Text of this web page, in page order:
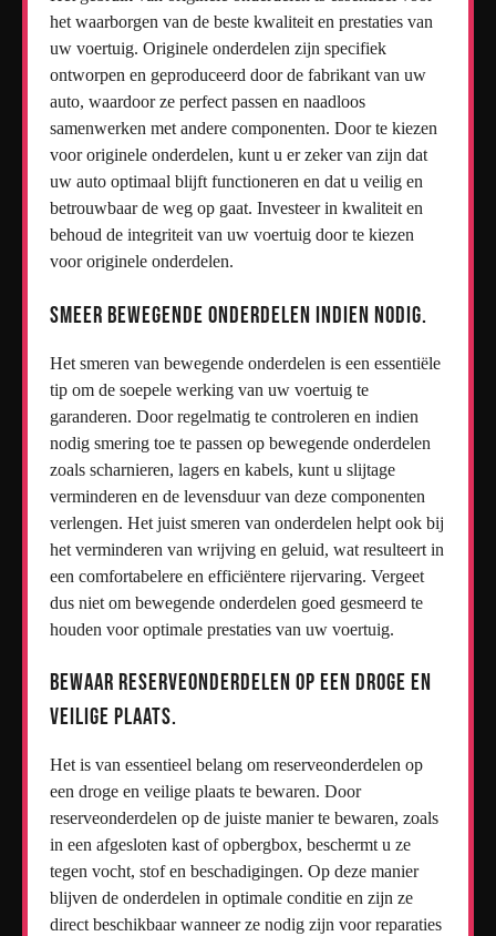
het waarborgen van de beste kwaliteit en prestaties van
uw voertuig. Originele onderdelen zijn specifiek
ontworpen en geproduceerd door de fabrikant van uw
auto, waardoor ze perfect passen en naadloos
samenwerken met andere componenten. Door te kiezen
voor originele onderdelen, kunt u er zeker van zijn dat
uw auto optimaal blijft functioneren en dat u veilig en
betrouwbaar de weg op gaat. Investeer in kwaliteit en
behoud de integriteit van uw voertuig door te kiezen
voor originele onderdelen.
Smeer bewegende onderdelen indien nodig.
Het smeren van bewegende onderdelen is een essentiële
tip om de soepele werking van uw voertuig te
garanderen. Door regelmatig te controleren en indien
nodig smering toe te passen op bewegende onderdelen
zoals scharnieren, lagers en kabels, kunt u slijtage
verminderen en de levensduur van deze componenten
verlengen. Het juist smeren van onderdelen helpt ook bij
het verminderen van wrijving en geluid, wat resulteert in
een comfortabelere en efficiëntere rijervaring. Vergeet
dus niet om bewegende onderdelen goed gesmeerd te
houden voor optimale prestaties van uw voertuig.
Bewaar reserveonderdelen op een droge en
veilige plaats.
Het is van essentieel belang om reserveonderdelen op
een droge en veilige plaats te bewaren. Door
reserveonderdelen op de juiste manier te bewaren, zoals
in een afgesloten kast of opbergbox, beschermt u ze
tegen vocht, stof en beschadigingen. Op deze manier
blijven de onderdelen in optimale conditie en zijn ze
direct beschikbaar wanneer ze nodig zijn voor reparaties